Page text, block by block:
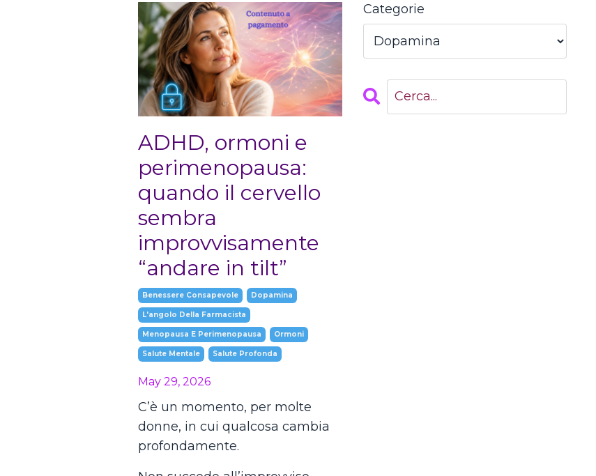
ADHD, ormoni e
perimenopausa:
quando il cervello
sembra
improvvisamente
“andare in tilt”
Benessere Consapevole Dopamina
L'angolo Della Farmacista
Menopausa E Perimenopausa Ormoni
Salute Mentale Salute Profonda
May 29, 2026
C’è un momento, per molte
donne, in cui qualcosa cambia
profondamente.
Categorie